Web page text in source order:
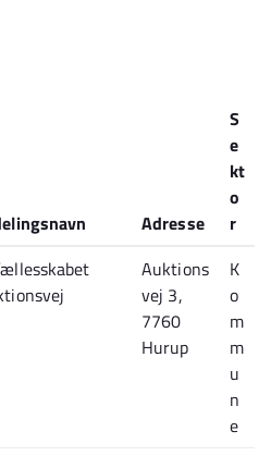
Adresse
S
e
kt
o
r
Auktions
vej 3,
7760
Hurup
K
o
m
m
u
n
e